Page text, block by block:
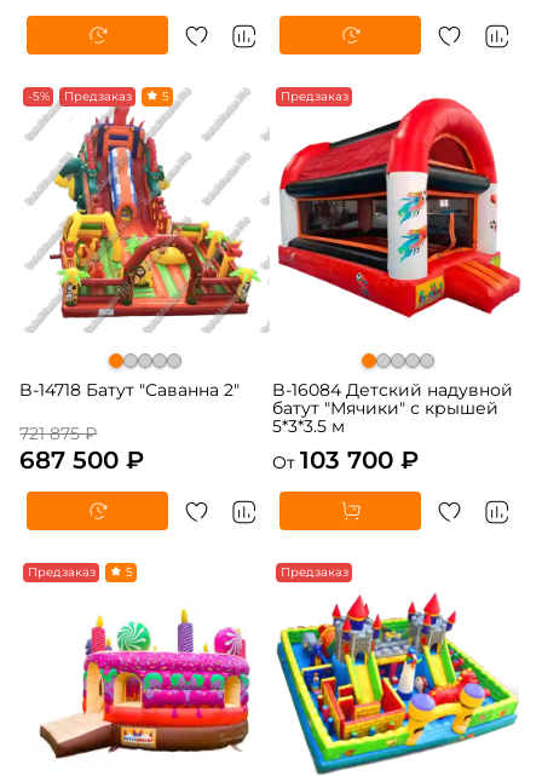
-5% Предзаказ 5
B-14718 Батут "Саванна 2"
721 875 ₽
687 500 ₽
Предзаказ
B-16084 Детский надувной
батут "Мячики" с крышей
5*3*3.5 м
От 103 700 ₽
Предзаказ 5 Предзаказ